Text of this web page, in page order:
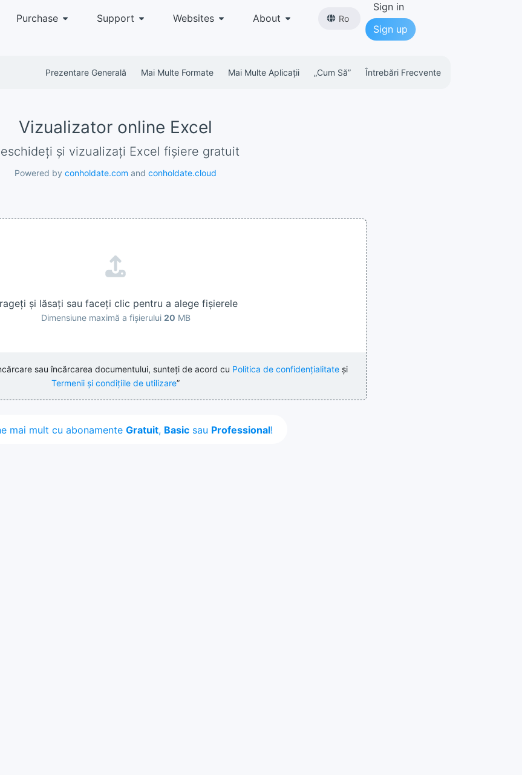
Purchase Support Websites About Ro
Sign in
Sign up
Prezentare Generală Mai Multe Formate Mai Multe Aplicații „cum Să” Întrebări Frecvente
Vizualizator online Excel
Deschideți și vizualizați Excel fișiere gratuit
Powered by conholdate.com and conholdate.cloud
și lăsați sau faceți clic pentru a alege fișierele
Dimensiune maximă a fișierului 20 MB
sau încărcarea documentului, sunteți de acord cu Politica de confidențialitateși
Termenii și condițiile de utilizare”
mai mult cu abonamente Gratuit, Basic sau Professional!